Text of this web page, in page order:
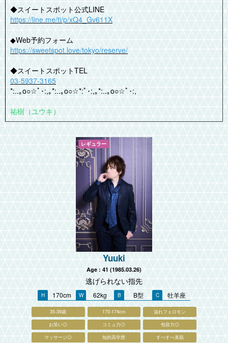
◆スイートスポット公式LINE
https://line.me/ti/p/xQ4_Gv611X
◆Web予約フォーム
https://sweetspot.love/tokyo/reserve/
◆スイートスポットTEL
03-5937-3165
*:..｡o○☆ﾟ･:,｡*:..｡o○☆*:ﾟ･:,｡*:..｡o○☆ﾟ･:,
祐樹（ユウキ）
Yuuki
Age : 41 (1985.03.26)
逃げられない指先
170cm 62kg B型 牡羊座
35-39歳 170-174cm
溢れフェロモン
お笑い◎
コミュ力◎
包容力◎
マッサージ◎
知的高学歴
すべすべ美肌